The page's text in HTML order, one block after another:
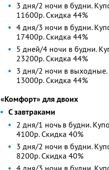
3 дня/2 ночи в будни.
11600р. Скидка 44%
4 дня/3 ночи в будни.
17400р. Скидка 44%
5 дней/4 ночи в будни.
23200р. Скидка 44%
3 дня/2 ночи в выходные.
13000р. Скидка 44%
«Комфорт» для двоих
С завтраками
2 дня/1 ночь в будни.
4100р. Скидка 40%
3 дня/2 ночи в будни.
8200р. Скидка 40%
4 дня/3 ночи в будни.